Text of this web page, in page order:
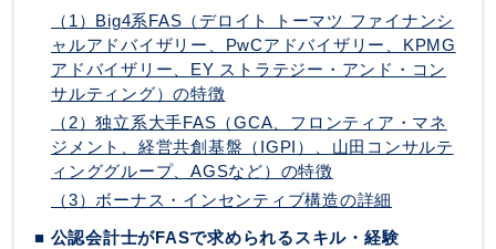
（1）Big4系FAS（デロイト トーマツ ファイナンシ
ャルアドバイザリー、PwCアドバイザリー、KPMG
アドバイザリー、EY ストラテジー・アンド・コン
サルティング）の特徴
（2）独立系大手FAS（GCA、フロンティア・マネ
ジメント、経営共創基盤（IGPI）、山田コンサルテ
ィンググループ、AGSなど）の特徴
（3）ボーナス・インセンティブ構造の詳細
■ 公認会計士がFASで求められるスキル・経験